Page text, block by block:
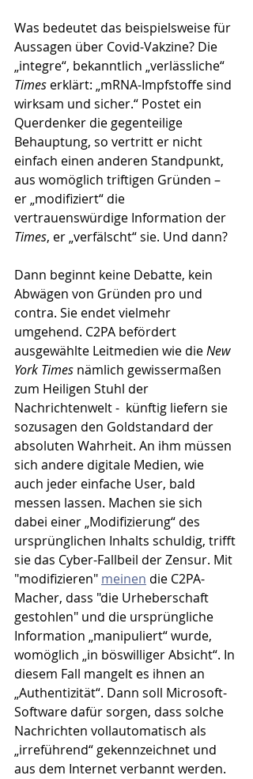
Was bedeutet das beispielsweise für
Aussagen über Covid-Vakzine? Die
„integre“, bekanntlich „verlässliche“
Times erklärt: „mRNA-Impfstoffe sind
wirksam und sicher.“ Postet ein
Querdenker die gegenteilige
Behauptung, so vertritt er nicht
einfach einen anderen Standpunkt,
aus womöglich triftigen Gründen –
er „modifiziert“ die
vertrauenswürdige Information der
Times, er „verfälscht“ sie. Und dann?
Dann beginnt keine Debatte, kein
Abwägen von Gründen pro und
contra. Sie endet vielmehr
umgehend. C2PA befördert
ausgewählte Leitmedien wie die New
York Times nämlich gewissermaßen
zum Heiligen Stuhl der
Nachrichtenwelt -  künftig liefern sie
sozusagen den Goldstandard der
absoluten Wahrheit. An ihm müssen
sich andere digitale Medien, wie
auch jeder einfache User, bald
messen lassen. Machen sie sich
dabei einer „Modifizierung“ des
ursprünglichen Inhalts schuldig, trifft
sie das Cyber-Fallbeil der Zensur. Mit
"modifizieren" meinen die C2PA-
Macher, dass "die Urheberschaft
gestohlen" und die ursprüngliche
Information „manipuliert“ wurde,
womöglich „in böswilliger Absicht“. In
diesem Fall mangelt es ihnen an
„Authentizität“. Dann soll Microsoft-
Software dafür sorgen, dass solche
Nachrichten vollautomatisch als
„irreführend“ gekennzeichnet und
aus dem Internet verbannt werden.